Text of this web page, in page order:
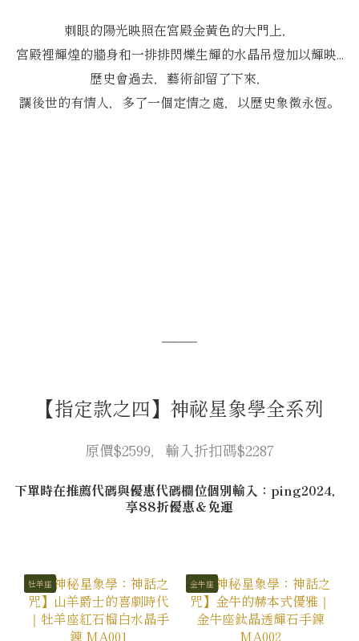
刺眼的陽光映照在宮殿金黃色的大門上，
宮殿裡輝煌的牆身和一排排閃爍生輝的水晶吊燈加以輝映...
歷史會過去，藝術卻留了下來，
讓後世的有情人，多了一個定情之處，以歷史象徵永恆。
【指定款之四】神祕星象學全系列
原價$2599，輸入折扣碼$2287
下單時在推薦代碼與優惠代碼欄位個別輸入：ping2024，
享88折優惠＆免運
牡羊座 金牛座